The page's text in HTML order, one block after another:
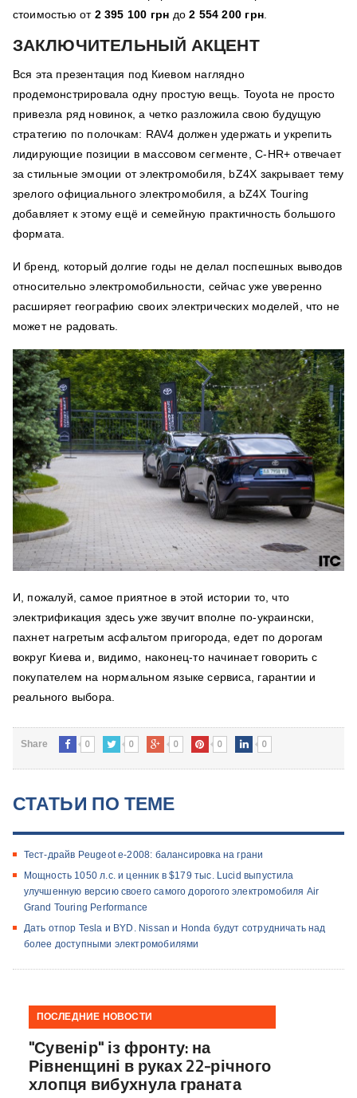
стоимостью от 2 395 100 грн до2 554 200 грн.
ЗАКЛЮЧИТЕЛЬНЫЙ АКЦЕНТ
Вся эта презентация под Киевом наглядно
продемонстрировала одну простую вещь. Toyota не просто
привезла ряд новинок, а четко разложила свою будущую
стратегию по полочкам: RAV4 должен удержать и укрепить
лидирующие позиции в массовом сегменте, C-HR+ отвечает
за стильные эмоции от электромобиля, bZ4X закрывает тему
зрелого официального электромобиля, а bZ4X Touring
добавляет к этому ещё и семейную практичность большого
формата.
И бренд, который долгие годы не делал поспешных выводов
относительно электромобильности, сейчас уже уверенно
расширяет географию своих электрических моделей, что не
может не радовать.
И, пожалуй, самое приятное в этой истории то, что
электрификация здесь уже звучит вполне по-украински,
пахнет нагретым асфальтом пригорода, едет по дорогам
вокруг Киева и, видимо, наконец-то начинает говорить с
покупателем на нормальном языке сервиса, гарантии и
реального выбора.
Share 0 0 0 0 0
СТАТЬИ ПО ТЕМЕ
Тест-драйв Peugeot e-2008: балансировка на грани
Мощность 1050 л.с. и ценник в $179 тыс. Lucid выпустила
улучшенную версию своего самого дорогого электромобиля Air
Grand Touring Performance
Дать отпор Tesla и BYD. Nissan и Honda будут сотрудничать над
более доступными электромобилями
ПОСЛЕДНИЕ НОВОСТИ
"Сувенір" із фронту: на
Рівненщині в руках 22-річного
хлопця вибухнула граната